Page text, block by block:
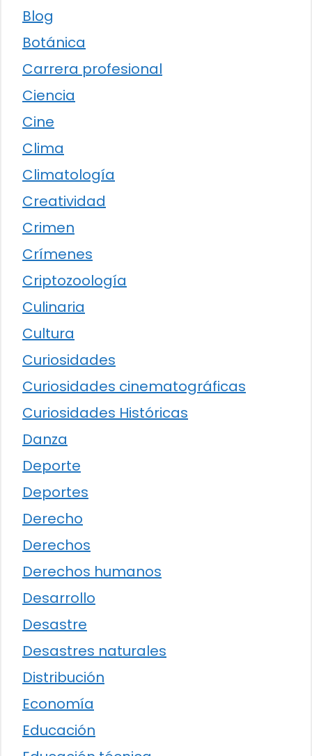
Blog
Botánica
Carrera profesional
Ciencia
Cine
Clima
Climatología
Creatividad
Crimen
Crímenes
Criptozoología
Culinaria
Cultura
Curiosidades
Curiosidades cinematográficas
Curiosidades Históricas
Danza
Deporte
Deportes
Derecho
Derechos
Derechos humanos
Desarrollo
Desastre
Desastres naturales
Distribución
Economía
Educación